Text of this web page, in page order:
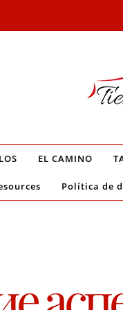
EL CAMINO
Política de